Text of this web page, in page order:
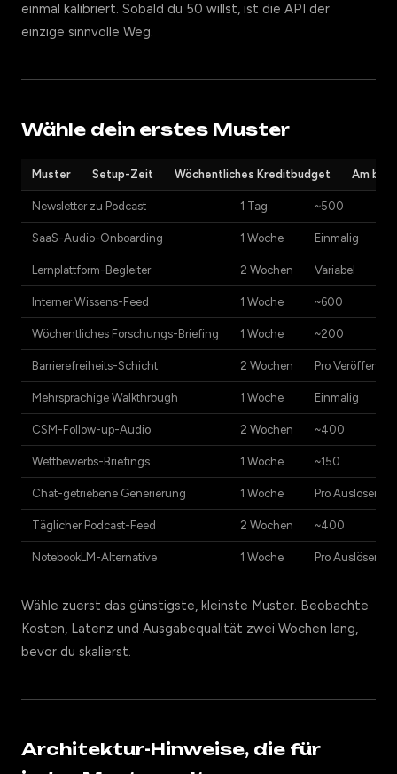
einmal kalibriert. Sobald du 50 willst, ist die API der
einzige sinnvolle Weg.
Wähle dein erstes Muster
Muster Setup-Zeit Wöchentliches Kreditbudget Am
Newsletter zu Podcast 1 Tag ~500
SaaS-Audio-Onboarding 1 Woche Einmalig
Lernplattform-Begleiter 2 Wochen Variabel
Interner Wissens-Feed 1 Woche ~600
Wöchentliches Forschungs-Briefing 1 Woche ~200
Barrierefreiheits-Schicht 2 Wochen Pro
Mehrsprachige Walkthrough 1 Woche Einmalig
CSM-Follow-up-Audio 2 Wochen ~400
Wettbewerbs-Briefings 1 Woche ~150
Chat-getriebene Generierung 1 Woche Pro Auslöser
Täglicher Podcast-Feed 2 Wochen ~400
NotebookLM-Alternative 1 Woche Pro Auslöser
Wähle zuerst das günstigste, kleinste Muster. Beobachte
Kosten, Latenz und Ausgabequalität zwei Wochen lang,
bevor du skalierst.
Architektur-Hinweise, die für